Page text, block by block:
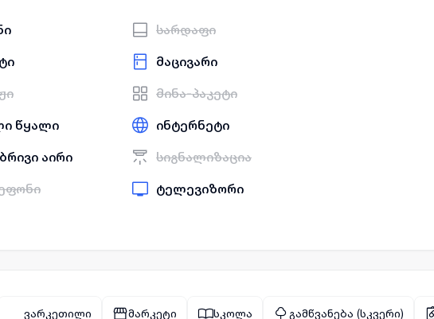
სარდაფი
მაცივარი
მინა-პაკეტი
წყალი ინტერნეტი
აირი სიგნალიზაცია
ტელევიზორი
ვარკეთილი მარკეტი სკოლა გამწვანება (სკვერი)